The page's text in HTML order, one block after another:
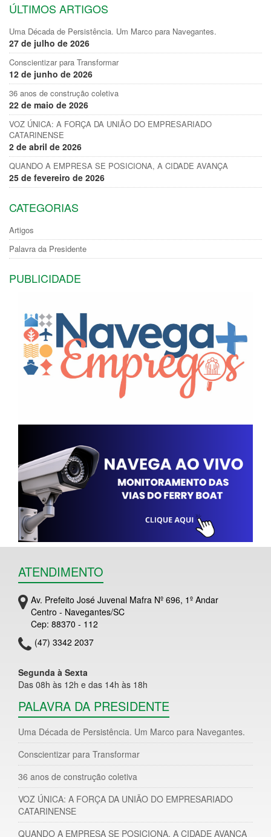
ÚLTIMOS ARTIGOS
Uma Década de Persistência. Um Marco para Navegantes.
27 de julho de 2026
Conscientizar para Transformar
12 de junho de 2026
36 anos de construção coletiva
22 de maio de 2026
VOZ ÚNICA: A FORÇA DA UNIÃO DO EMPRESARIADO
CATARINENSE
2 de abril de 2026
QUANDO A EMPRESA SE POSICIONA, A CIDADE AVANÇA
25 de fevereiro de 2026
CATEGORIAS
Artigos
Palavra da Presidente
PUBLICIDADE
ATENDIMENTO
Av. Prefeito José Juvenal Mafra Nº 696, 1º Andar
Centro - Navegantes/SC
Cep: 88370 - 112
(47) 3342 2037
Segunda à Sexta
Das 08h às 12h e das 14h às 18h
PALAVRA DA PRESIDENTE
Uma Década de Persistência. Um Marco para Navegantes.
Conscientizar para Transformar
36 anos de construção coletiva
VOZ ÚNICA: A FORÇA DA UNIÃO DO EMPRESARIADO
CATARINENSE
QUANDO A EMPRESA SE POSICIONA, A CIDADE AVANÇA